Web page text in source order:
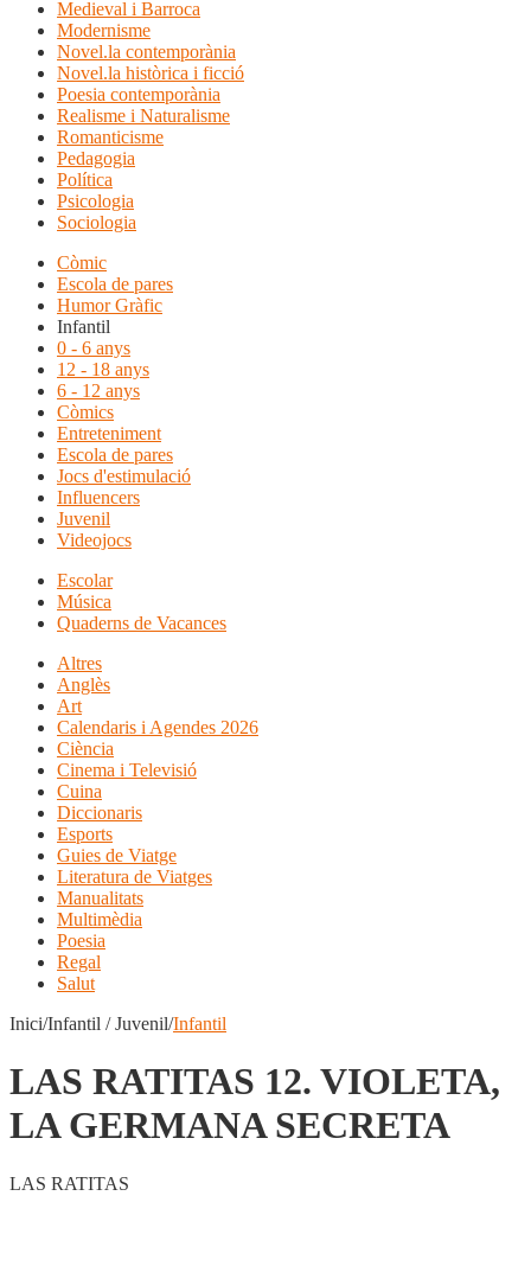
Medieval i Barroca
Modernisme
Novel.la contemporània
Novel.la històrica i ficció
Poesia contemporània
Realisme i Naturalisme
Romanticisme
Pedagogia
Política
Psicologia
Sociologia
Còmic
Escola de pares
Humor Gràfic
Infantil
0 - 6 anys
12 - 18 anys
6 - 12 anys
Còmics
Entreteniment
Escola de pares
Jocs d'estimulació
Influencers
Juvenil
Videojocs
Escolar
Música
Quaderns de Vacances
Altres
Anglès
Art
Calendaris i Agendes 2026
Ciència
Cinema i Televisió
Cuina
Diccionaris
Esports
Guies de Viatge
Literatura de Viatges
Manualitats
Multimèdia
Poesia
Regal
Salut
Inici/Infantil / Juvenil/Infantil
LAS RATITAS 12. VIOLETA,
LA GERMANA SECRETA
LAS RATITAS